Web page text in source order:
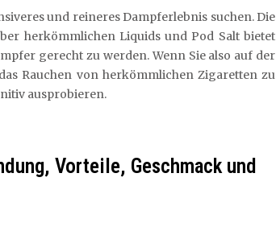
und reineres Dampferlebnis suchen. Die
herkömmlichen Liquids und Pod Salt bietet
gerecht zu werden. Wenn Sie also auf der
Rauchen von herkömmlichen Zigaretten zu
ausprobieren.
Vorteile, Geschmack und